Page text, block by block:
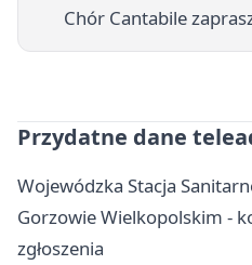
Chór Cantabile
Przydatne dane
Wojewódzka Stacja
Gorzowie Wielkopolskim -
zgłoszenia